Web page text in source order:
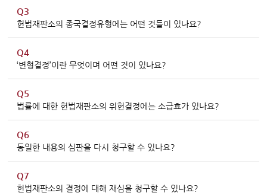
Q3
헌법재판소의 종국결정유형에는 어떤 것들이 있나요?
Q4
‘변형결정’이란 무엇이며 어떤 것이 있나요?
Q5
법률에 대한 헌법재판소의 위헌결정에는 소급효가 있나요?
Q6
동일한 내용의 심판을 다시 청구할 수 있나요?
Q7
헌법재판소의 결정에 대해 재심을 청구할 수 있나요?